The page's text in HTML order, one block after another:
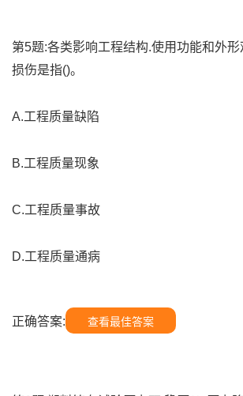
第5题:各类影响工程结构.使用功能和外
损伤是指()。
A.工程质量缺陷
B.工程质量现象
C.工程质量事故
D.工程质量通病
正确答案: 查看最佳答案